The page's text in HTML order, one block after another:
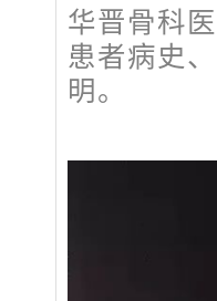
华晋骨科
患者病史
明。